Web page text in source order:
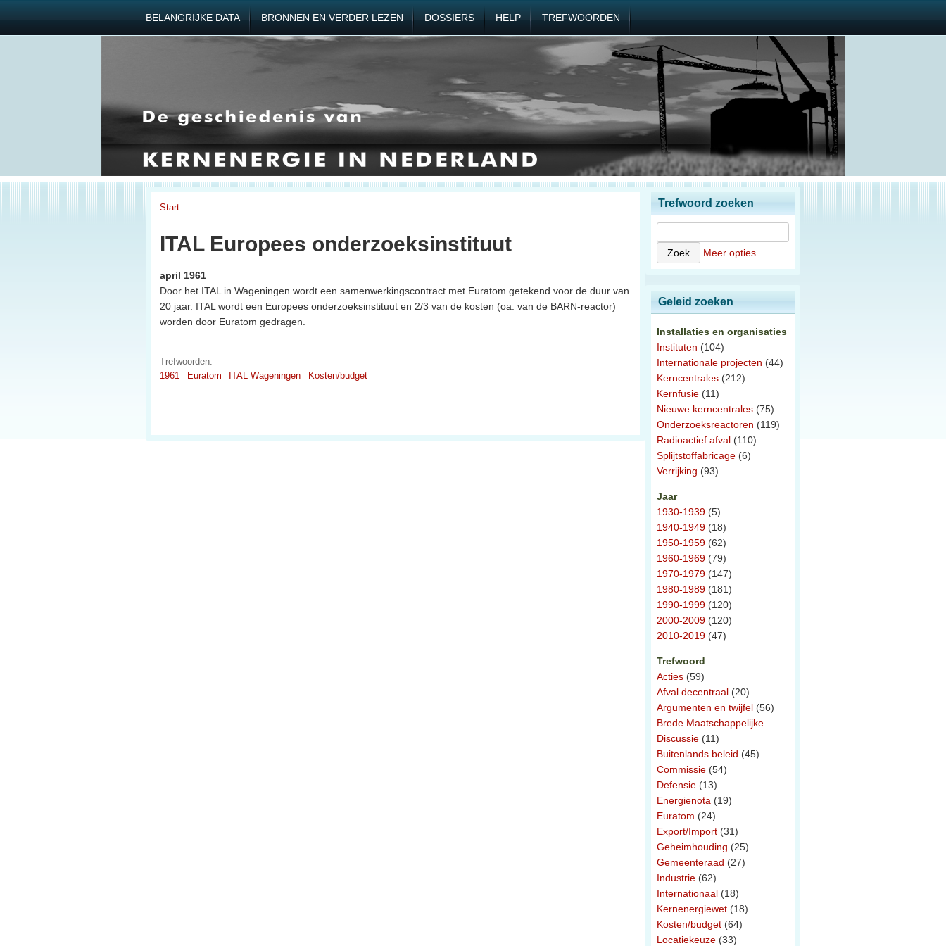
BELANGRIJKE DATA BRONNEN EN VERDER LEZEN DOSSIERS HELP TREFWOORDEN
Start
ITAL Europees onderzoeksinstituut
april 1961
Door het ITAL in Wageningen wordt een samenwerkingscontract met Euratom getekend voor de duur van
20 jaar. ITAL wordt een Europees onderzoeksinstituut en 2/3 van de kosten (oa. van de BARN-reactor)
worden door Euratom gedragen.
Trefwoorden:
1961
Euratom ITAL Wageningen Kosten/budget
Trefwoord zoeken
Meer opties
Geleid zoeken
Installaties en organisaties
Instituten (104)
Internationale projecten (44)
Kerncentrales (212)
Kernfusie (11)
Nieuwe kerncentrales (75)
Onderzoeksreactoren (119)
Radioactief afval (110)
Splijtstoffabricage (6)
Verrijking (93)
Jaar
1930-1939 (5)
1940-1949 (18)
1950-1959 (62)
1960-1969 (79)
1970-1979 (147)
1980-1989 (181)
1990-1999 (120)
2000-2009 (120)
2010-2019 (47)
Trefwoord
Acties (59)
Afval decentraal (20)
Argumenten en twijfel (56)
Brede Maatschappelijke
Discussie (11)
Buitenlands beleid (45)
Commissie (54)
Defensie (13)
Energienota (19)
Euratom (24)
Export/Import (31)
Geheimhouding (25)
Gemeenteraad (27)
Industrie (62)
Internationaal (18)
Kernenergiewet (18)
Kosten/budget (64)
Locatiekeuze (33)